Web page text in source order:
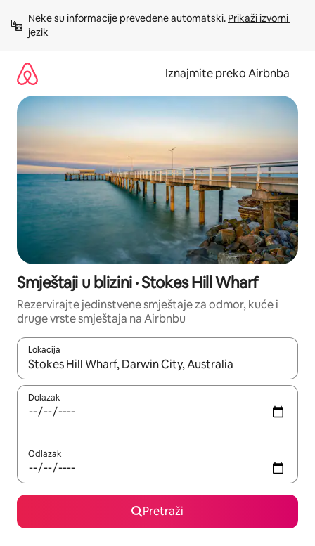
sadržaj
Neke su informacije prevedene automatski. Prikaži izvorni
jezik
Iznajmite preko Airbnba
Smještaji u blizini · Stokes Hill Wharf
Rezervirajte jedinstvene smještaje za odmor, kuće i
druge vrste smještaja na Airbnbu
Lokacija
Kada budu dostupni rezultati, moći ćete ih pregledati
Dolazak
Odlazak
Pretraži